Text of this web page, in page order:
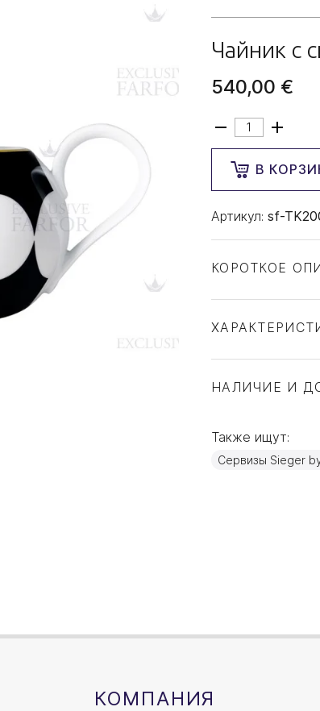
Чайник с
540,00 €
В
Артикул: sf-
КОРОТКОЕ
Коллекция
Материал
Объем / Размер
НАЛИЧИЕ И
Также ищут:
Сервизы Sieger
КОМПАНИЯ